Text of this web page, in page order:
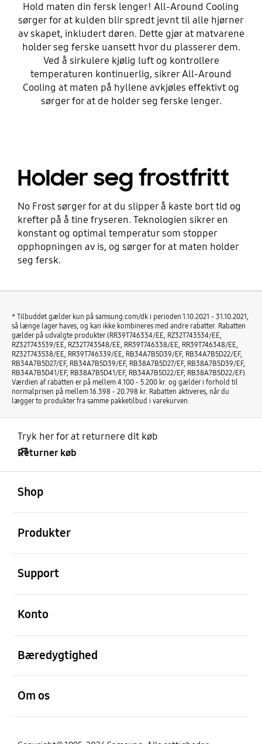
Hold maten din fersk lenger! All-Around Cooling
sørger for at kulden blir spredt jevnt til alle hjørner
av skapet, inkludert døren. Dette gjør at matvarene
holder seg ferske uansett hvor du plasserer dem.
Ved å sirkulere kjølig luft og kontrollere
temperaturen kontinuerlig, sikrer All-Around
Cooling at maten på hyllene avkjøles effektivt og
sørger for at de holder seg ferske lenger.
Holder seg frostfritt
No Frost sørger for at du slipper å kaste bort tid og
krefter på å tine fryseren. Teknologien sikrer en
konstant og optimal temperatur som stopper
opphopningen av is, og sørger for at maten holder
seg fersk.
* Tilbuddet gælder kun på samsung.com/dk i perioden 1.10.2021 - 31.10.2021,
så længe lager haves, og kan ikke kombineres med andre rabatter. Rabatten
gælder på udvalgte produkter (RR39T746334/EE, RZ32T743534/EE,
RZ32T743539/EE, RZ32T743548/EE, RR39T746338/EE, RR39T746348/EE,
RZ32T743538/EE, RR39T746339/EE, RB34A7B5D39/EF, RB34A7B5D22/EF,
RB34A7B5D27/EF, RB34A7B5D39/EF, RB38A7B5D27/EF, RB38A7B5D39/EF,
RB34A7B5D41/EF, RB38A7B5D41/EF, RB34A7B5D22/EF, RB38A7B5D22/EF).
Værdien af rabatten er på mellem 4.100 - 5.200 kr. og gælder i forhold til
normalprisen på mellem 16.398 - 20.798 kr. Rabatten aktiveres, når du
lægger to produkter fra samme pakketilbud i varekurven.
Tryk her for at returnere dit køb
Returner køb
Shop
Produkter
Support
Konto
Bæredygtighed
Om os